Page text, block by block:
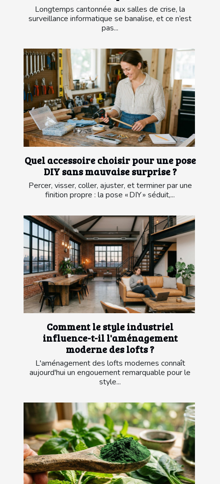
Longtemps cantonnée aux salles de crise, la
surveillance informatique se banalise, et ce n’est
pas...
Quel accessoire choisir pour une pose
DIY sans mauvaise surprise ?
Percer, visser, coller, ajuster, et terminer par une
finition propre : la pose « DIY » séduit,...
Comment le style industriel
influence-t-il l'aménagement
moderne des lofts ?
L'aménagement des lofts modernes connaît
aujourd'hui un engouement remarquable pour le
style...